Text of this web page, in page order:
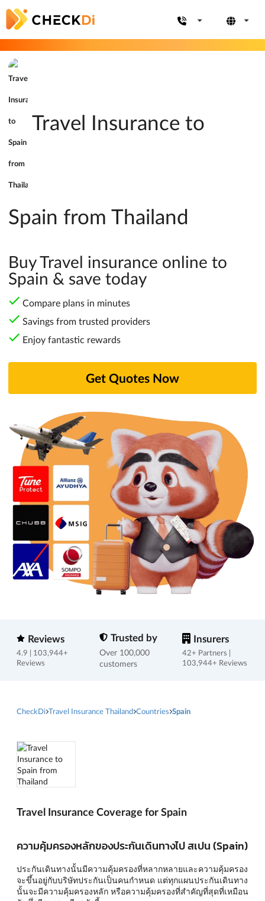
Travel Insurance to
Spain from Thailand
Buy Travel insurance online to
Spain & save today
Compare plans in minutes
Savings from trusted providers
Enjoy fantastic rewards
Get Quotes Now
Reviews
4.9 | 103,944+
Reviews
Trusted by
Over 100,000
customers
Insurers
42+ Partners |
103,944+ Reviews
CheckDi Travel Insurance Thailand Countries Spain
Travel Insurance Coverage for Spain
ความคุ้มครองหลักของประกันเดินทางไป สเปน (Spain)
ประกันเดินทางนั้นมีความคุ้มครองที่หลากหลายและความคุ้มครอง
จะขึ้นอยู่กับบริษัทประกันเป็นคนกำหนด แต่ทุกแผนประกันเดินทาง
นั้นจะมีความคุ้มครองหลัก หรือความคุ้มครองที่สำคัญที่สุดที่เหมือน